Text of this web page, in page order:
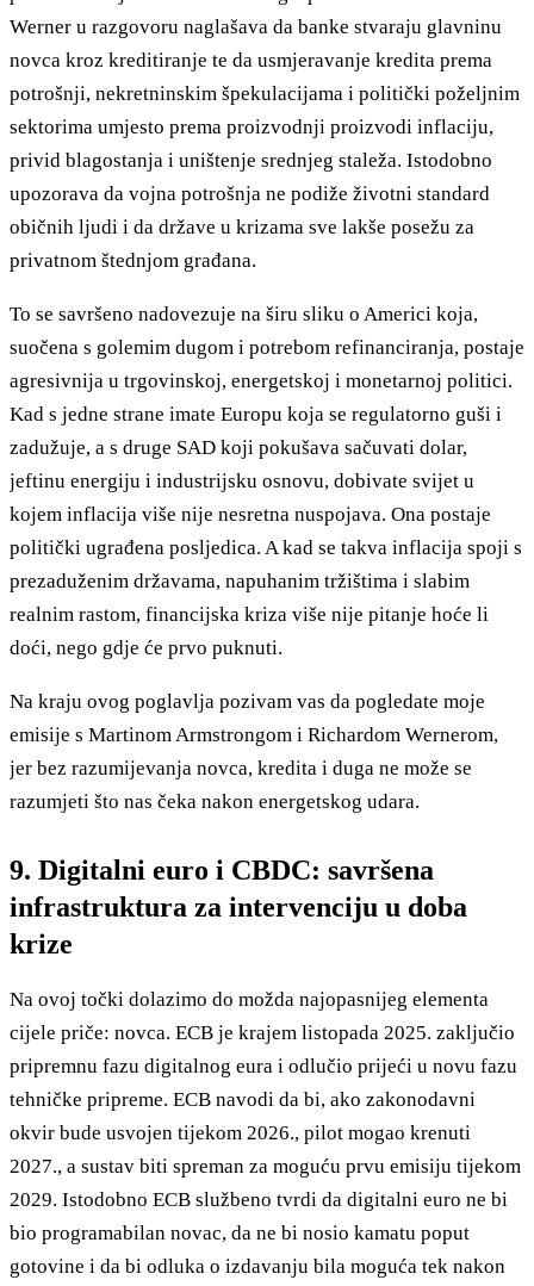
Werner u razgovoru naglašava da banke stvaraju glavninu
novca kroz kreditiranje te da usmjeravanje kredita prema
potrošnji, nekretninskim špekulacijama i politički poželjnim
sektorima umjesto prema proizvodnji proizvodi inflaciju,
privid blagostanja i uništenje srednjeg staleža. Istodobno
upozorava da vojna potrošnja ne podiže životni standard
običnih ljudi i da države u krizama sve lakše posežu za
privatnom štednjom građana.
To se savršeno nadovezuje na širu sliku o Americi koja,
suočena s golemim dugom i potrebom refinanciranja, postaje
agresivnija u trgovinskoj, energetskoj i monetarnoj politici.
Kad s jedne strane imate Europu koja se regulatorno guši i
zadužuje, a s druge SAD koji pokušava sačuvati dolar,
jeftinu energiju i industrijsku osnovu, dobivate svijet u
kojem inflacija više nije nesretna nuspojava. Ona postaje
politički ugrađena posljedica. A kad se takva inflacija spoji s
prezaduženim državama, napuhanim tržištima i slabim
realnim rastom, financijska kriza više nije pitanje hoće li
doći, nego gdje će prvo puknuti.
Na kraju ovog poglavlja pozivam vas da pogledate moje
emisije s Martinom Armstrongom i Richardom Wernerom,
jer bez razumijevanja novca, kredita i duga ne može se
razumjeti što nas čeka nakon energetskog udara.
9. Digitalni euro i CBDC: savršena
infrastruktura za intervenciju u doba
krize
Na ovoj točki dolazimo do možda najopasnijeg elementa
cijele priče: novca. ECB je krajem listopada 2025. zaključio
pripremnu fazu digitalnog eura i odlučio prijeći u novu fazu
tehničke pripreme. ECB navodi da bi, ako zakonodavni
okvir bude usvojen tijekom 2026., pilot mogao krenuti
2027., a sustav biti spreman za moguću prvu emisiju tijekom
2029. Istodobno ECB službeno tvrdi da digitalni euro ne bi
bio programabilan novac, da ne bi nosio kamatu poput
gotovine i da bi odluka o izdavanju bila moguća tek nakon